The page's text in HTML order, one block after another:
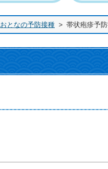
おとなの予防接種 > 帯状疱疹予